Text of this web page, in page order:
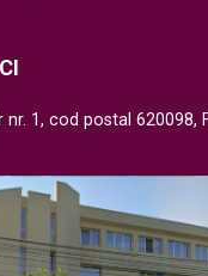
nr. 1, cod postal 620098,